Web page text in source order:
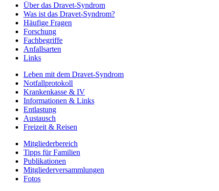
Über das Dravet-Syndrom
Was ist das Dravet-Syndrom?
Häufige Fragen
Forschung
Fachbegriffe
Anfallsarten
Links
Leben mit dem Dravet-Syndrom
Notfallprotokoll
Krankenkasse & IV
Informationen & Links
Entlastung
Austausch
Freizeit & Reisen
Mitgliederbereich
Tipps für Familien
Publikationen
Mitgliederversammlungen
Fotos